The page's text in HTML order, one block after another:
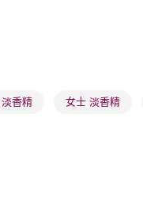
香精 女士 淡香精